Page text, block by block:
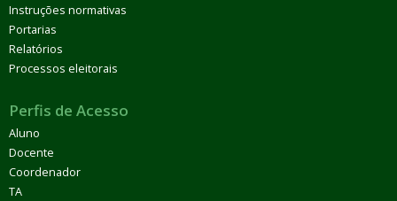
Instruções normativas
Portarias
Relatórios
Processos eleitorais
Perfis de Acesso
Aluno
Docente
Coordenador
TA